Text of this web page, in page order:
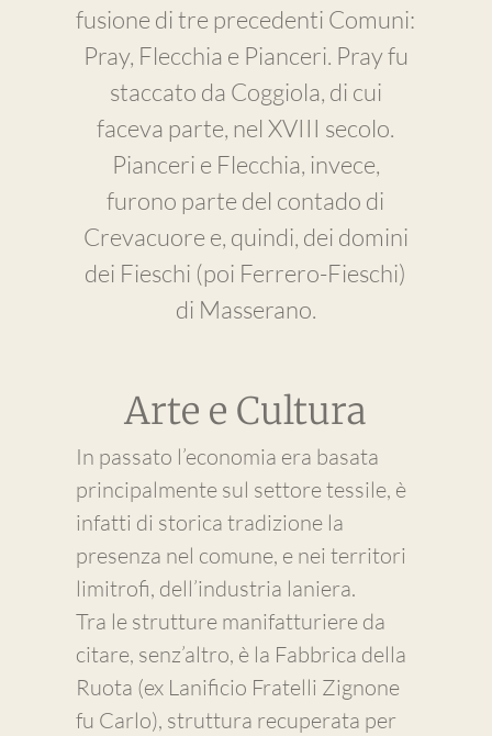
fusione di tre precedenti Comuni:
Pray, Flecchia e Pianceri. Pray fu
staccato da Coggiola, di cui
faceva parte, nel XVIII secolo.
Pianceri e Flecchia, invece,
furono parte del contado di
Crevacuore e, quindi, dei domini
dei Fieschi (poi Ferrero-Fieschi)
di Masserano.
Arte e Cultura
In passato l’economia era basata
principalmente sul settore tessile, è
infatti di storica tradizione la
presenza nel comune, e nei territori
limitrofi, dell’industria laniera.
Tra le strutture manifatturiere da
citare, senz’altro, è la Fabbrica della
Ruota (ex Lanificio Fratelli Zignone
fu Carlo), struttura recuperata per